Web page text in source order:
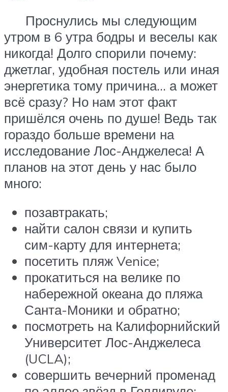
Проснулись мы следующим
утром в 6 утра бодры и веселы как
никогда! Долго спорили почему:
джетлаг, удобная постель или иная
энергетика тому причина… а может
всё сразу? Но нам этот факт
пришёлся очень по душе! Ведь так
гораздо больше времени на
исследование Лос-Анджелеса! А
планов на этот день у нас было
много:
позавтракать;
найти салон связи и купить
сим-карту для интернета;
посетить пляж Venice;
прокатиться на велике по
набережной океана до пляжа
Санта-Моники и обратно;
посмотреть на Калифорнийский
Университет Лос-Анджелеса
(UCLA);
совершить вечерний променад